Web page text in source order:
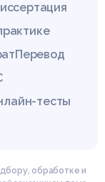
Перевод
тесты
обработке и